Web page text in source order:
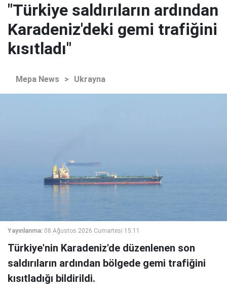
"Türkiye saldırıların ardından
Karadeniz'deki gemi trafiğini
kısıtladı"
Mepa News > Ukrayna
Yayınlanma: 08 Ağustos 2026 Cumartesi 15:11
Türkiye'nin Karadeniz'de düzenlenen son
saldırıların ardından bölgede gemi trafiğini
kısıtladığı bildirildi.